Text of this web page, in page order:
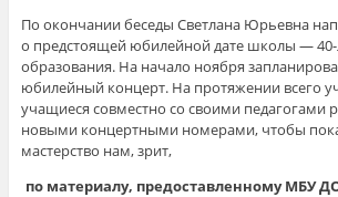
По окончании беседы Светлана Юрьевна
о предстоящей юбилейной дате школы — 40-
образования. На начало ноября
юбилейный концерт. На протяжении всего
учащиеся совместно со своими педагогами
новыми концертными номерами, чтобы
мастерство нам, зрит,
по материалу, предоставленному МБУ